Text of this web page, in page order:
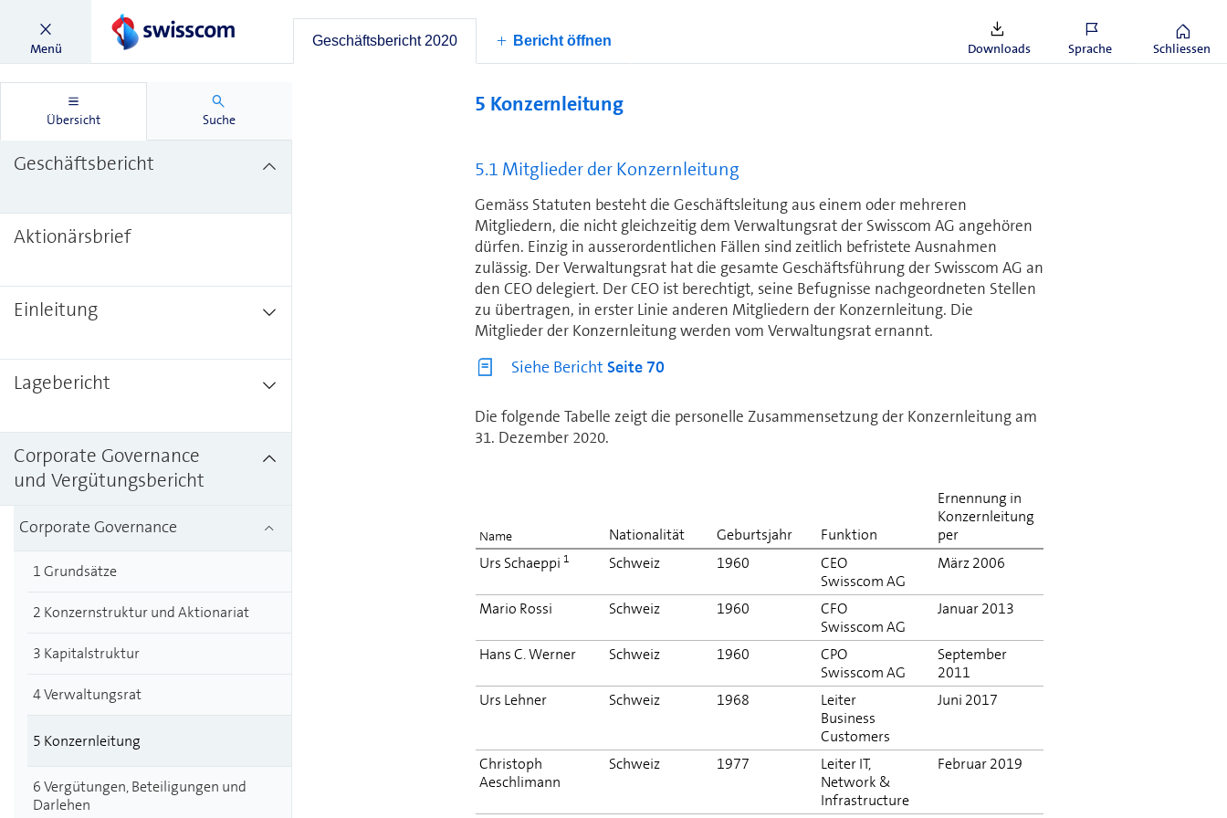
Menü Geschäftsbericht 2020 Bericht öffnen Downloads Sprache Schliessen
Übersicht Suche
Geschäftsbericht
Aktionärsbrief
Einleitung
Lagebericht
Corporate Governance
und Vergütungsbericht
Corporate Governance
1 Grundsätze
2 Konzernstruktur und Aktionariat
3 Kapitalstruktur
4 Verwaltungsrat
5 Konzernleitung
6 Vergütungen, Beteiligungen und
Darlehen
5 Konzernleitung
5.1 Mitglieder der Konzernleitung
Gemäss Statuten besteht die Geschäftsleitung aus einem oder mehreren
Mitgliedern, die nicht gleich­zeitig dem Ver­wal­tungs­rat der Swisscom AG angehören
dürfen. Ein­zig in ausserordentlichen Fällen sind zeitlich befristete Ausnahmen
zulässig. Der Ver­wal­tungs­rat hat die gesamte Ge­schäfts­füh­rung der Swisscom AG an
den CEO delegiert. Der CEO ist berechtigt, seine Befugnisse nach­geordneten Stellen
zu übertragen, in erster Linie anderen Mitgliedern der Kon­zern­leitung. Die
Mitglieder der Konzernleitung werden vom Ver­wal­tungs­rat ernannt.
Siehe Bericht Seite 70
Die folgende Tabelle zeigt die personelle Zusammen­setzung der Konzern­leitung am
31. Dezember 2020.
Name Nationalität Geburtsjahr Funktion
Ernennung in
Konzernleitung
per
Urs Schaeppi 1 Schweiz 1960
CEO
Swisscom AG
März 2006
Mario Rossi Schweiz 1960
CFO
Swisscom AG
Januar 2013
Hans C. Werner Schweiz 1960
CPO
Swisscom AG
September
2011
Urs Lehner
Schweiz 1968
Leiter
Business
Cust­o­m­ers
Juni 2017
Christoph
Aeschlimann
Schweiz 1977
Leiter IT,
Network &
Infrastructure
Februar 2019